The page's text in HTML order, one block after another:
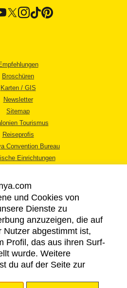
Broschüren
Karten / GIS
Newsletter
Sitemap
Tourismus
Reiseprofis
Convention Bureau
Einrichtungen
HINWEIS
COOKIES
und Cookies von
Dienste zu
anzuzeigen, die auf
Nutzer abgestimmt ist,
Profil, das aus ihren Surf-
wurde. Weitere
du auf der Seite zur